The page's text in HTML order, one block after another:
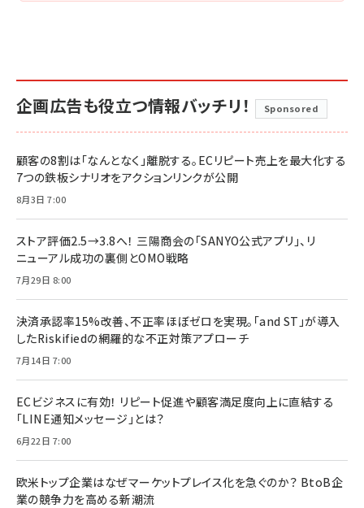
企画広告も役立つ情報バッチリ！ Sponsored
顧客の8割は「なんとなく」離脱する。ECリピート売上を最大化する
7つの鉄板シナリオをアクションリンクが公開
8月3日 7:00
ストア評価2.5→3.8へ！ 三陽商会の「SANYO公式アプリ」、リ
ニューアル成功の裏側とOMO戦略
7月29日 8:00
決済承認率15%改善、不正率ほぼゼロを実現。「and ST」が導入
したRiskifiedの網羅的な不正対策アプローチ
7月14日 7:00
ECビジネスに有効！ リピート促進や顧客満足度向上に直結する
「LINE通知メッセージ」とは？
6月22日 7:00
欧米トップ企業はなぜマーケットプレイス化を急ぐのか？ BtoB企
業の競争力を高める新潮流